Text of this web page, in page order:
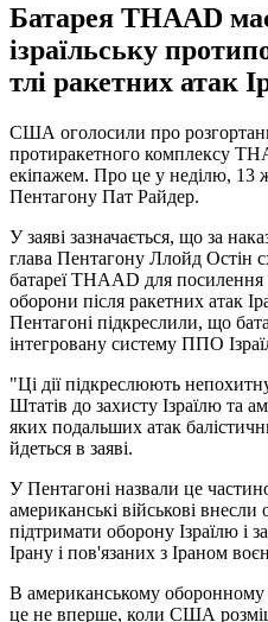
Батарея THAAD
ізраїльську
тлі ракетних атак
США оголосили про
протиракетного комплексу
екіпажем. Про це у неділю, 13
Пентагону Пат Райдер.
У заяві зазначається, що за
глава Пентагону Ллойд Остін
батареї THAAD для посилення
оборони після ракетних атак
Пентагоні підкреслили, що
інтегровану систему ППО
"Ці дії підкреслюють
Штатів до захисту Ізраїлю та
яких подальших атак
йдеться в заяві.
У Пентагоні назвали це
американські військові
підтримати оборону Ізраїлю і
Ірану і пов'язаних з Іраном
В американському оборонному
це не вперше, коли США